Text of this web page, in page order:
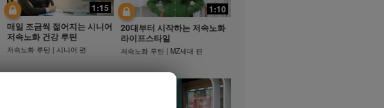
1:15
매일 조금씩 젊어지는 시니어
저속노화 건강 루틴
저속노화 루틴 | 시니어 편
1:10
20대부터 시작하는 저속노화
라이프스타일
저속노화 루틴 | MZ세대 편